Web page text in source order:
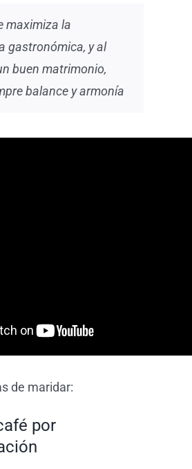
maximiza la
gastronómica, y al
buen matrimonio,
balance y armonía
de maridar:
por